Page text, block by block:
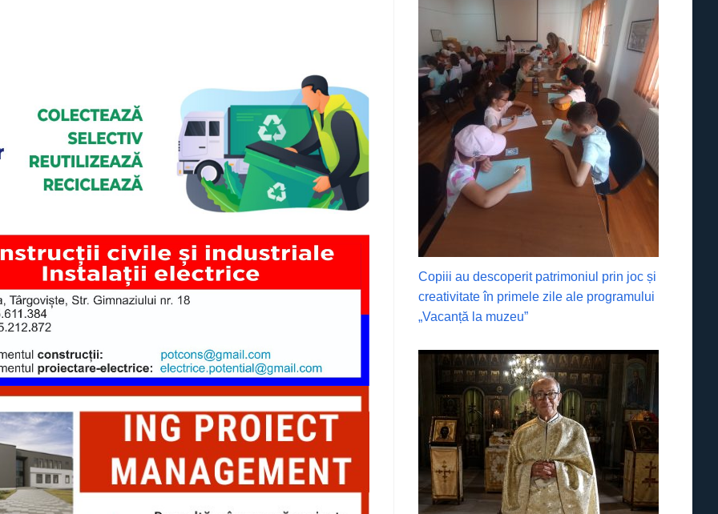
Copiii au descoperit patrimoniul prin joc și
creativitate în primele zile ale programului
„Vacanță la muzeu”